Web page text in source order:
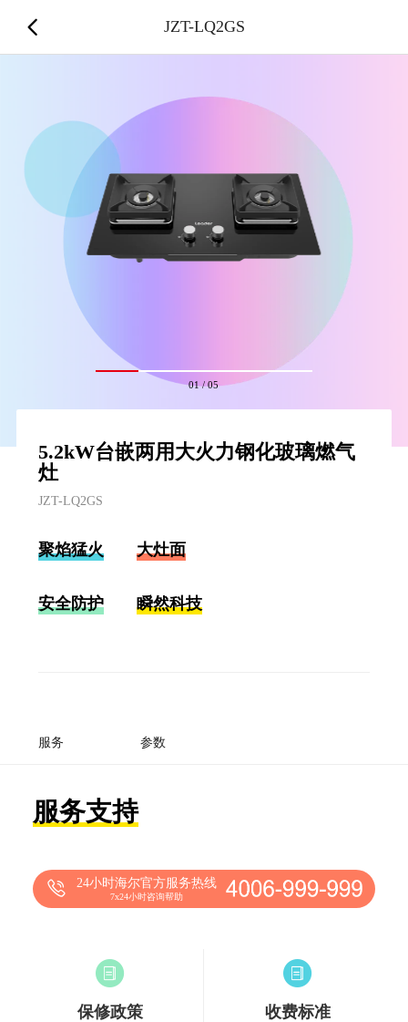
01/05
5.2kW台嵌两用大火力钢化玻璃燃气
灶
JZT-LQ2GS
聚焰猛火 大灶面
安全防护 瞬然科技
服务 参数
服务支持
24小时海尔官方服务热线
7x24小时咨询帮助
保修政策 收费标准
JZT-LQ2GS